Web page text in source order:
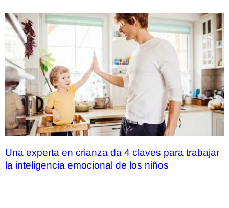
Una experta en crianza da 4 claves para trabajar
la inteligencia emocional de los niños